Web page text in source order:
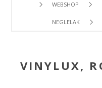
WEBSHOP
NEGLELAK
VINYLUX,